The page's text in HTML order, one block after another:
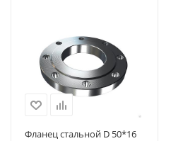
Фланец стальной D 50*16